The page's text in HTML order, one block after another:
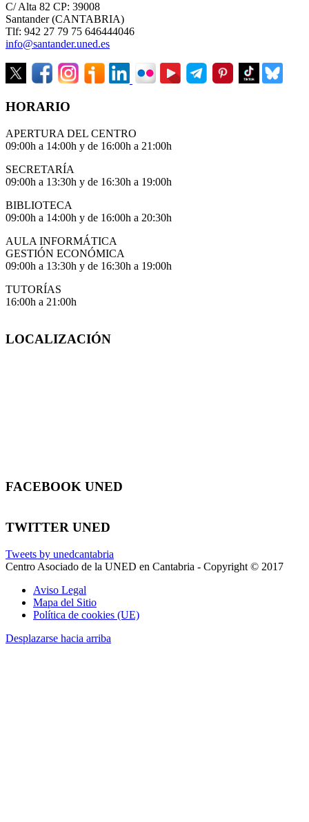
C/ Alta 82 CP: 39008
Santander (CANTABRIA)
Tlf: 942 27 79 75 646444046
info@santander.uned.es
HORARIO
APERTURA DEL CENTRO
09:00h a 14:00h y de 16:00h a 21:00h
SECRETARÍA
09:00h a 13:30h y de 16:30h a 19:00h
BIBLIOTECA
09:00h a 14:00h y de 16:00h a 20:30h
AULA INFORMÁTICA
GESTIÓN ECONÓMICA
09:00h a 13:30h y de 16:30h a 19:00h
TUTORÍAS
16:00h a 21:00h
LOCALIZACIÓN
FACEBOOK UNED
TWITTER UNED
Tweets by unedcantabria
Centro Asociado de la UNED en Cantabria - Copyright © 2017
Aviso Legal
Mapa del Sitio
Política de cookies (UE)
Desplazarse hacia arriba